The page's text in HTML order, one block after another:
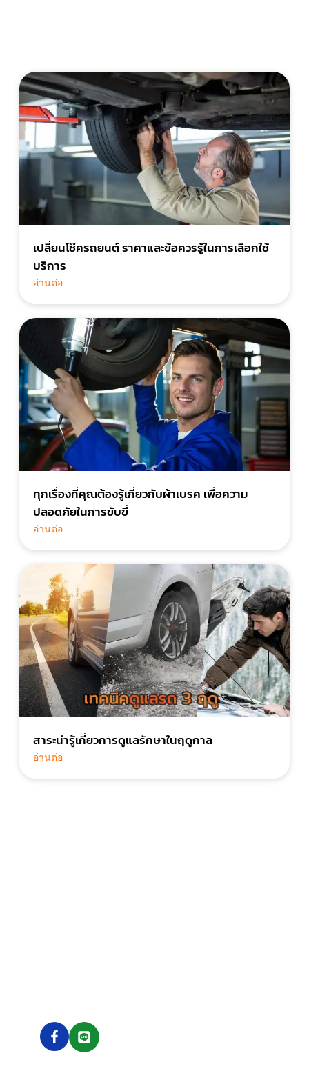
เปลี่ยนโช๊ครถยนต์ ราคาและข้อควรรู้ในการเลือกใช้
บริการ
อ่านต่อ
ทุกเรื่องที่คุณต้องรู้เกี่ยวกับผ้าเบรค เพื่อความ
ปลอดภัยในการขับขี่
อ่านต่อ
สาระน่ารู้เกี่ยวการดูแลรักษาในฤดูกาล
อ่านต่อ